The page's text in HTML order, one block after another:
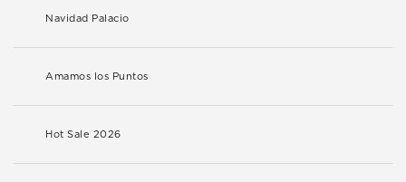
Navidad Palacio
Amamos los Puntos
Hot Sale 2026